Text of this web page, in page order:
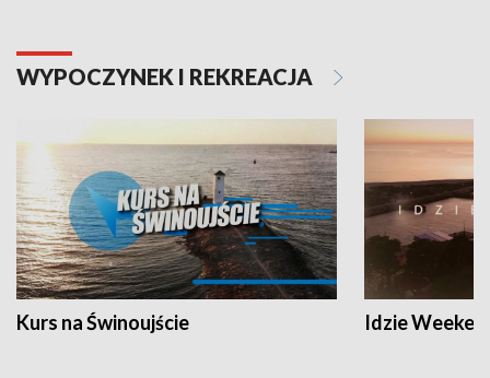
WYPOCZYNEK I REKREACJA
Kurs na Świnoujście Idzie